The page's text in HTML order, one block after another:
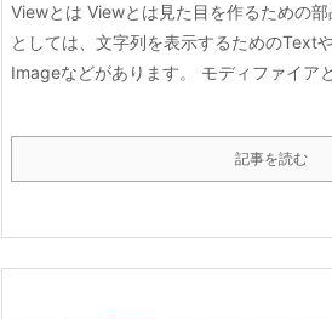
Viewとは Viewとは見た目を作るための
としては、文字列を表示するためのText
Imageなどがあります。 モディファイア
記事を読む